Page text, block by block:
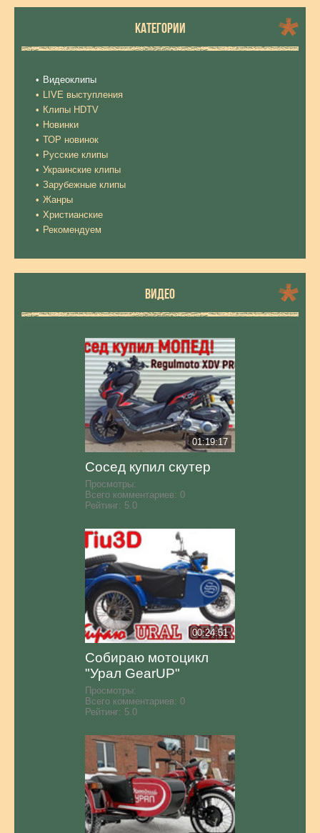
КАТЕГОРИИ
Видеоклипы
LIVE выступления
Клипы HDTV
Новинки
ТОР новинок
Русские клипы
Украинские клипы
Зарубежные клипы
Жанры
Христианские
Рекомендуем
ВИДЕО
01:19:17
Сосед купил скутер
Просмотры:
Всего комментариев: 0
Рейтинг: 5.0
00:24:51
Собираю мотоцикл
"Урал GearUP"
Просмотры:
Всего комментариев: 0
Рейтинг: 5.0